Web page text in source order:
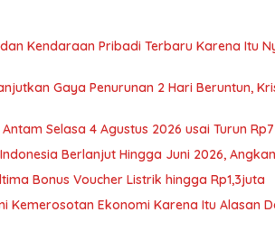
Kendaraan Pribadi Terbaru Karena Itu
Gaya Penurunan 2 Hari Beruntun,
Selasa 4 Agustus 2026 usai Turun
Berlanjut Hingga Juni 2026,
Bonus Voucher Listrik hingga Rp1,3juta
Kemerosotan Ekonomi Karena Itu Alasan